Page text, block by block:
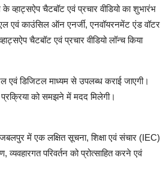
व्हाट्सऐप चैटबॉट एवं प्रचार वीडियो का शुभारंभ
एवं काउंसिल ऑन एनर्जी, एनवॉयरनमेंट एंड वॉटर
चैटबॉट एवं प्रचार वीडियो लॉन्च किया
एवं डिजिटल माध्यम से उपलब्ध कराई जाएगी।
को समझने में मदद मिलेगी।
में एक लक्षित सूचना, शिक्षा एवं संचार (IEC)
परिवर्तन को प्रोत्साहित करने एवं